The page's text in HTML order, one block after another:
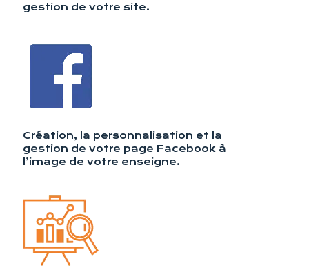
gestion de votre site.
Création, la personnalisation et la
gestion de votre page Facebook à
l’image de votre enseigne.